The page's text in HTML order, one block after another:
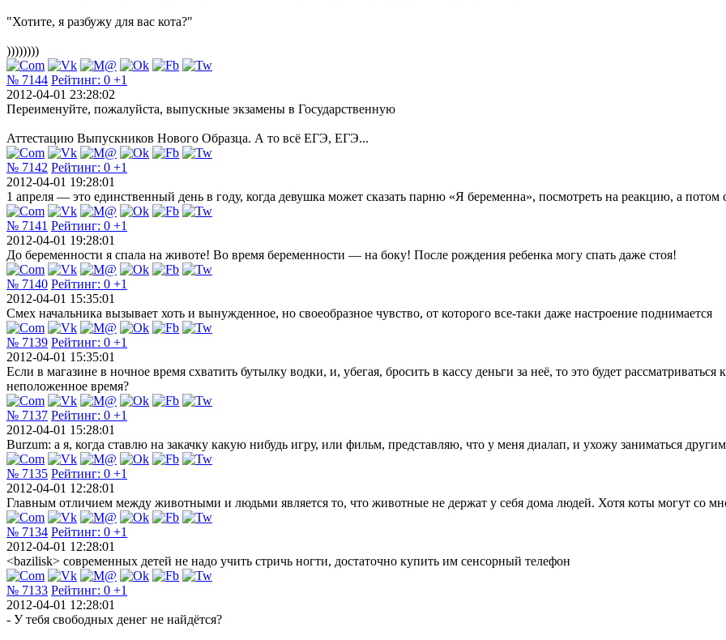
"Хотите, я разбужу для вас кота?"
))))))))
№ 7144 Рейтинг: 0 +1
2012-04-01 23:28:02
Переименуйте, пожалуйста, выпускные экзамены в Государственную
Аттестацию Выпускников Нового Образца. А то всё ЕГЭ, ЕГЭ...
№ 7142 Рейтинг: 0 +1
2012-04-01 19:28:01
1 апреля — это единственный день в году, когда девушка может сказать парню «Я беременна», посмотреть на реакцию, а потом
№ 7141 Рейтинг: 0 +1
2012-04-01 19:28:01
До беременности я спала на животе! Во время беременности — на боку! После рождения ребенка могу спать даже стоя!
№ 7140 Рейтинг: 0 +1
2012-04-01 15:35:01
Смех начальника вызывает хоть и вынужденное, но своеобразное чувство, от которого все-таки даже настроение поднимается
№ 7139 Рейтинг: 0 +1
2012-04-01 15:35:01
Если в магазине в ночное время схватить бутылку водки, и, убегая, бросить в кассу деньги за неё, то это будет
неположенное время?
№ 7137 Рейтинг: 0 +1
2012-04-01 15:28:01
Burzum: а я, когда ставлю на закачку какую нибудь игру, или фильм, представляю, что у меня диалап, и ухожу заниматься
№ 7135 Рейтинг: 0 +1
2012-04-01 12:28:01
Главным отличием между животными и людьми является то, что животные не держат у себя дома людей. Хотя коты могут со
№ 7134 Рейтинг: 0 +1
2012-04-01 12:28:01
<bazilisk> современных детей не надо учить стричь ногти, достаточно купить им сенсорный телефон
№ 7133 Рейтинг: 0 +1
2012-04-01 12:28:01
- У тебя свободных денег не найдётся?